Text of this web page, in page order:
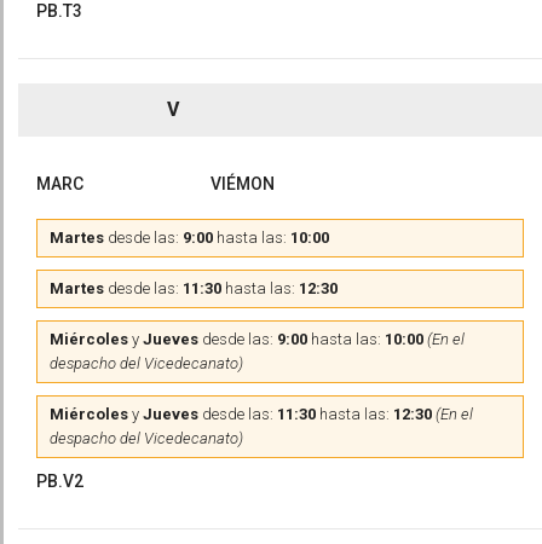
PB.T3
V
MARC VIÉMON
Martes desde las: 9:00 hasta las: 10:00
Martes desde las: 11:30 hasta las: 12:30
Miércoles y Jueves desde las: 9:00 hasta las: 10:00 (En el
despacho del Vicedecanato)
Miércoles y Jueves desde las: 11:30 hasta las: 12:30 (En el
despacho del Vicedecanato)
PB.V2